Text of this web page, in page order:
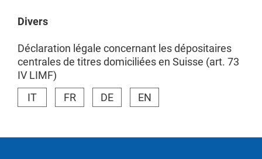
Divers
Déclaration légale concernant les dépositaires
centrales de titres domiciliées en Suisse (art. 73
IV LIMF)
IT
FR DE EN